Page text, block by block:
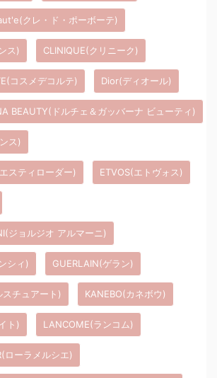
クレ・ド・ポーボーテ)
ス) CLINIQUE(クリニーク)
コスメデコルテ) Dior(ディオール)
BEAUTY(ドルチェ＆ガッバーナ ビューティ)
ス)
スティローダー) ETVOS(エトヴォス)
ジョルジオ アルマーニ)
シィ) GUERLAIN(ゲラン)
チュアート) KANEBO(カネボウ)
ト) LANCOME(ランコム)
ローラメルシエ)